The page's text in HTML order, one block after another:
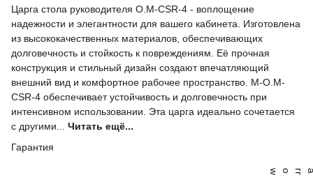
Царга стола руководителя O.M-CSR-4 - воплощение
надежности и элегантности для вашего кабинета. Изготовлена
из высококачественных материалов, обеспечивающих
долговечность и стойкость к повреждениям. Её прочная
конструкция и стильный дизайн создают впечатляющий
внешний вид и комфортное рабочее пространство. M-O.M-
CSR-4 обеспечивает устойчивость и долговечность при
интенсивном использовании. Эта царга идеально сочетается
с другими... Читать ещё...
Гарантия